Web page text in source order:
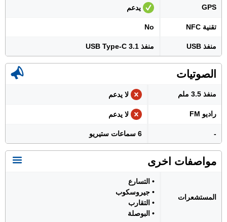
GPS يدعم
تقنية NFC No
منفذ USB منفذ USB Type-C 3.1
الصوتيات
منفذ 3.5 ملم لا يدعم
راديو FM لا يدعم
- 6 سماعات ستيريو
مواصفات اخرى
المستشعرات
• التسارع
• جيروسكوب
• التقارب
• البوصلة